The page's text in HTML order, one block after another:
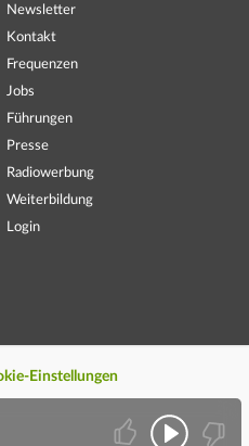
Newsletter
Kontakt
Frequenzen
Jobs
Führungen
Presse
Radiowerbung
Weiterbildung
Login
Einstellungen